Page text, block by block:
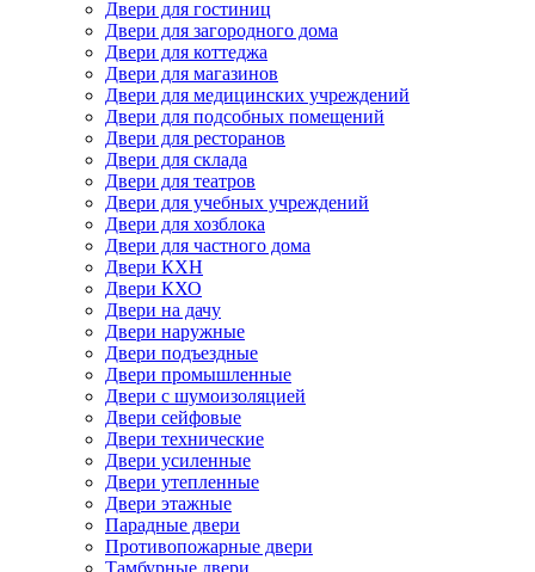
Двери для гостиниц
Двери для загородного дома
Двери для коттеджа
Двери для магазинов
Двери для медицинских учреждений
Двери для подсобных помещений
Двери для ресторанов
Двери для склада
Двери для театров
Двери для учебных учреждений
Двери для хозблока
Двери для частного дома
Двери КХН
Двери КХО
Двери на дачу
Двери наружные
Двери подъездные
Двери промышленные
Двери с шумоизоляцией
Двери сейфовые
Двери технические
Двери усиленные
Двери утепленные
Двери этажные
Парадные двери
Противопожарные двери
Тамбурные двери